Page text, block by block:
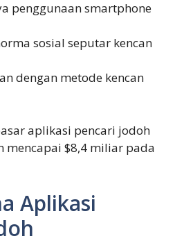
penggunaan smartphone
sosial seputar kencan
dengan metode kencan
aplikasi pencari jodoh
mencapai $8,4 miliar pada
Aplikasi